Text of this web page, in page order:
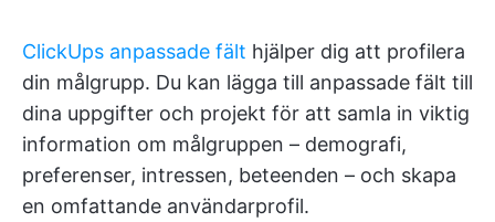
ClickUps anpassade fält hjälper dig att profilera
din målgrupp. Du kan lägga till anpassade fält till
dina uppgifter och projekt för att samla in viktig
information om målgruppen – demografi,
preferenser, intressen, beteenden – och skapa
en omfattande användarprofil.